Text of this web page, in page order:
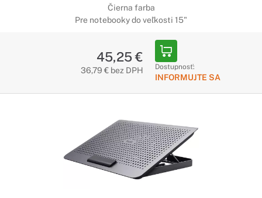
Čierna farba
Pre notebooky do veľkosti 15"
45,25 €
36,79 € bez DPH Dostupnosť:
INFORMUJTE SA